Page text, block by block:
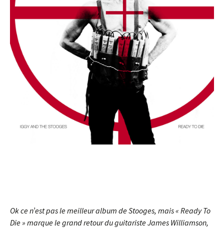
Ok ce n’est pas le meilleur album de Stooges, mais « Ready To
Die » marque le grand retour du guitariste James Williamson,